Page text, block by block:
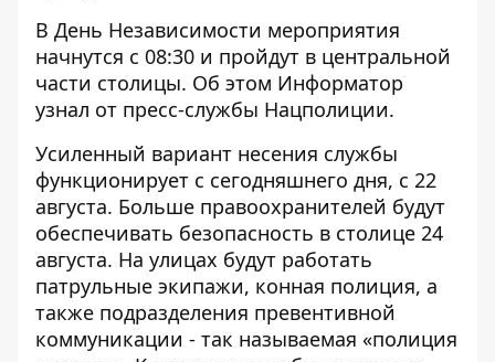
В День Независимости мероприятия
начнутся с 08:30 и пройдут в центральной
части столицы. Об этом Информатор
узнал от пресс-службы Нацполиции.
Усиленный вариант несения службы
функционирует с сегодняшнего дня, с 22
августа. Больше правоохранителей будут
обеспечивать безопасность в столице 24
августа. На улицах будут работать
патрульные экипажи, конная полиция, а
также подразделения превентивной
коммуникации - так называемая «полиция